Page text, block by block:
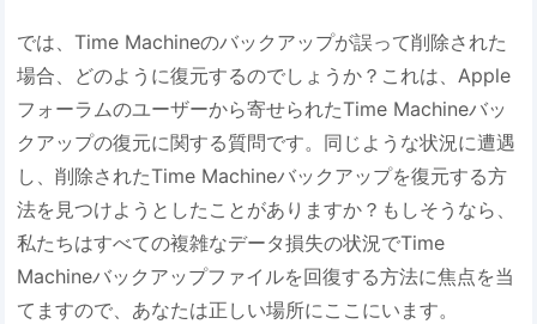
では、Time Machineのバックアップが誤って削除された
場合、どのように復元するのでしょうか？これは、Apple
フォーラムのユーザーから寄せられたTime Machineバッ
クアップの復元に関する質問です。同じような状況に遭遇
し、削除されたTime Machineバックアップを復元する方
法を見つけようとしたことがありますか？もしそうなら、
私たちはすべての複雑なデータ損失の状況でTime
Machineバックアップファイルを回復する方法に焦点を当
てますので、あなたは正しい場所にここにいます。